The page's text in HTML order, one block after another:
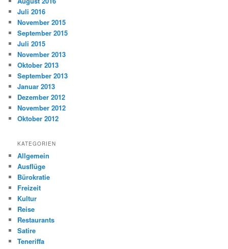
Juli 2016
November 2015
September 2015
Juli 2015
November 2013
Oktober 2013
September 2013
Januar 2013
Dezember 2012
November 2012
Oktober 2012
KATEGORIEN
Allgemein
Ausflüge
Bürokratie
Freizeit
Kultur
Reise
Restaurants
Satire
Teneriffa